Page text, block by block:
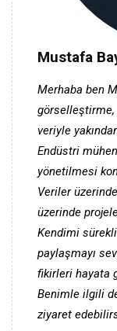
Mustafa
Merhaba ben
veriyle
Endüstri
yönetilmesi
Veriler
üzerinde
Kendimi
paylaşmayı
fikirleri hayata
Benimle ilgili
ziyaret